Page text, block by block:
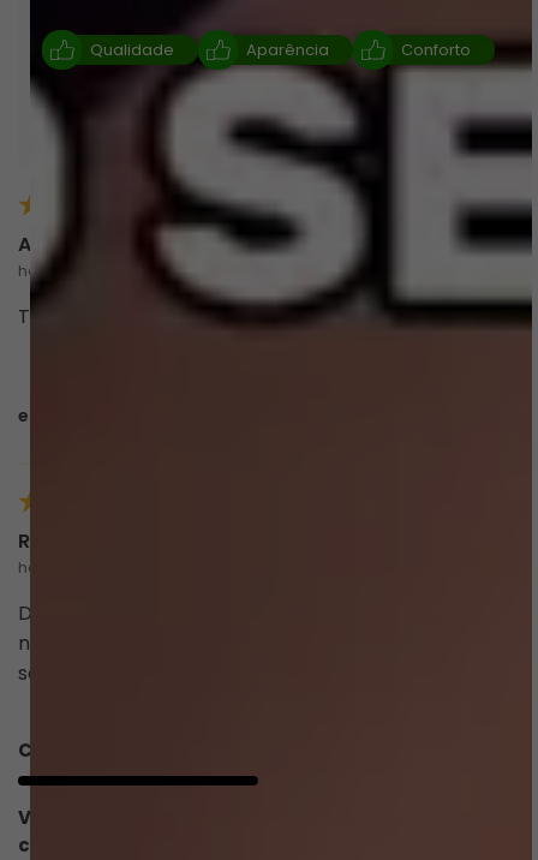
Qualidade Aparência Conforto
Resumo gerado por I.A. com base nas avaliações dos
Anand P.
há 2 meses comprador verificado
Tamanho pequeno, ficou bem justa, pode vestir p
esta avaliação foi útil?
Renata C.
há 3 meses
Deixa o bumbum bem desenhado . Nao é minúsculo
na frente mas poderia ser um tiquinho mais alto pra
segurar melhor a barriguinha de toda forma amei.
Caimento
Valoriza o
corpo